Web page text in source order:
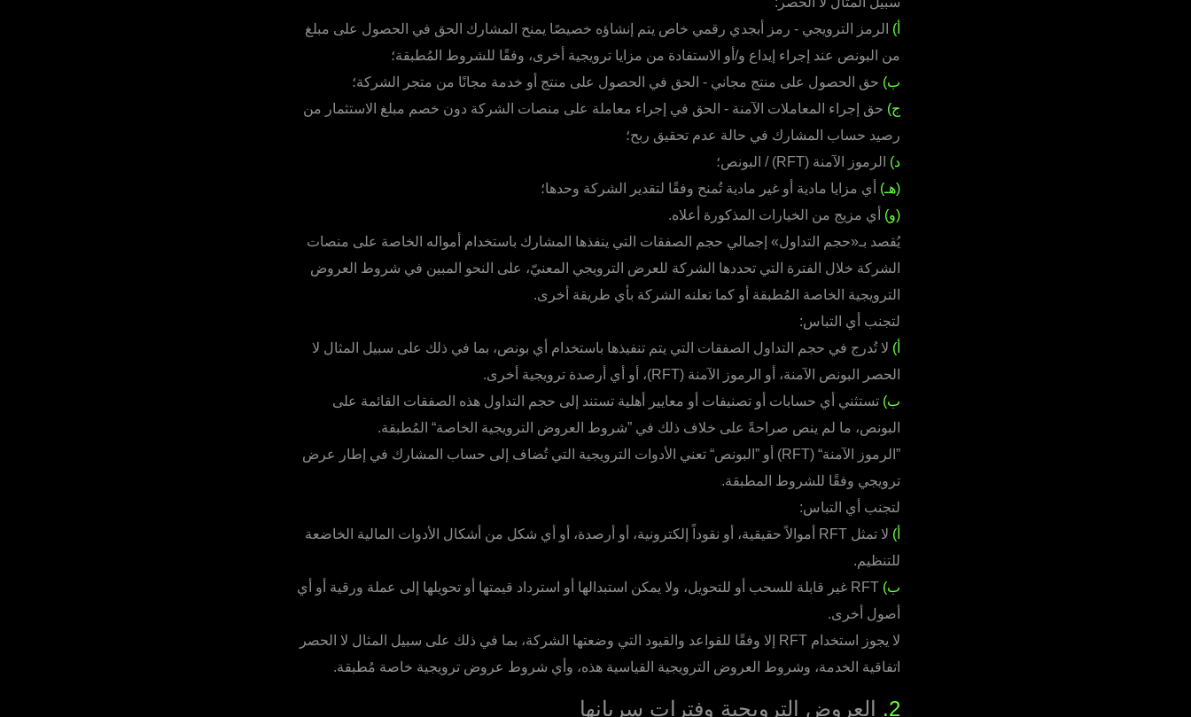
أ) الرمز الترويجي - رمز أبجدي رقمي خاص يتم إنشاؤه خصيصًا يمنح المشارك الحق في الحصول على مبلغ
من البونص عند إجراء إيداع و/أو الاستفادة من مزايا ترويجية أخرى، وفقًا للشروط المُطبقة؛
ب) حق الحصول على منتج مجاني - الحق في الحصول على منتج أو خدمة مجانًا من متجر الشركة؛
ج) حق إجراء المعاملات الآمنة - الحق في إجراء معاملة على منصات الشركة دون خصم مبلغ الاستثمار من
رصيد حساب المشارك في حالة عدم تحقيق ربح؛
د) الرموز الآمنة (RFT) / البونص؛
(هـ) أي مزايا مادية أو غير مادية تُمنح وفقًا لتقدير الشركة وحدها؛
(و) أي مزيج من الخيارات المذكورة أعلاه.
يُقصد بـ«حجم التداول» إجمالي حجم الصفقات التي ينفذها المشارك باستخدام أمواله الخاصة على منصات
الشركة خلال الفترة التي تحددها الشركة للعرض الترويجي المعنيّ، على النحو المبين في شروط العروض
الترويجية الخاصة المُطبقة أو كما تعلنه الشركة بأي طريقة أخرى.
لتجنب أي التباس:
أ) لا تُدرج في حجم التداول الصفقات التي يتم تنفيذها باستخدام أي بونص، بما في ذلك على سبيل المثال لا
الحصر البونص الآمنة، أو الرموز الآمنة (RFT)، أو أي أرصدة ترويجية أخرى.
ب) تستثني أي حسابات أو تصنيفات أو معايير أهلية تستند إلى حجم التداول هذه الصفقات القائمة على
البونص، ما لم ينص صراحةً على خلاف ذلك في ”شروط العروض الترويجية الخاصة“ المُطبقة.
”الرموز الآمنة“ (RFT) أو ”البونص“ تعني الأدوات الترويجية التي تُضاف إلى حساب المشارك في إطار عرض
ترويجي وفقًا للشروط المطبقة.
لتجنب أي التباس:
أ)
لا تمثل RFT أموالاً حقيقية، أو نقوداً إلكترونية، أو أرصدة، أو أي شكل من أشكال الأدوات المالية الخاضعة
للتنظيم.
ب)
RFT غير قابلة للسحب أو للتحويل، ولا يمكن استبدالها أو استرداد قيمتها أو تحويلها إلى عملة ورقية أو أي
أصول أخرى.
لا يجوز استخدام RFT إلا وفقًا للقواعد والقيود التي وضعتها الشركة، بما في ذلك على سبيل المثال لا الحصر
اتفاقية الخدمة، وشروط العروض الترويجية القياسية هذه، وأي شروط عروض ترويجية خاصة مُطبقة.
2. العروض الترويجية وفترات سريانها